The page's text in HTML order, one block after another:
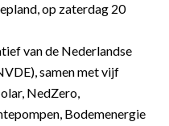
op zaterdag 20
van de Nederlandse
samen met vijf
NedZero,
Bodemenergie